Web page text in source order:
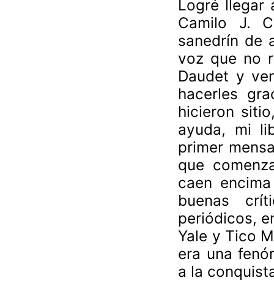
Logré llegar
Camilo J.
sanedrín de
voz que no
Daudet y
hacerles
hicieron
ayuda, mi
primer
que
caen
buenas
periódicos,
Yale y Tico
era una
a la